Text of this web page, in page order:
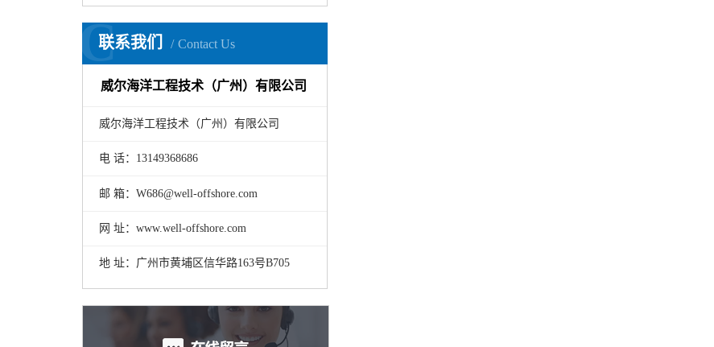
联系我们 Contact Us
C
威尔海洋工程技术（广州）有限公司
威尔海洋工程技术（广州）有限公司
电 话：13149368686
邮 箱：W686@well-offshore.com
网 址：www.well-offshore.com
地 址：广州市黄埔区信华路163号B705